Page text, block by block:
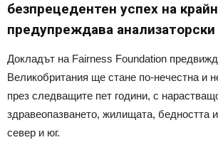
безпрецедентен успех на
предупреждава
Докладът на Fairness Foundation
Великобритания ще стане по-нечестна и
през следващите пет години, с
здравеопазването, жилищата, бедността
север и юг.